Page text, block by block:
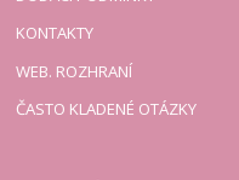
KONTAKTY
WEB. ROZHRANÍ
ČASTO KLADENÉ OTÁZKY